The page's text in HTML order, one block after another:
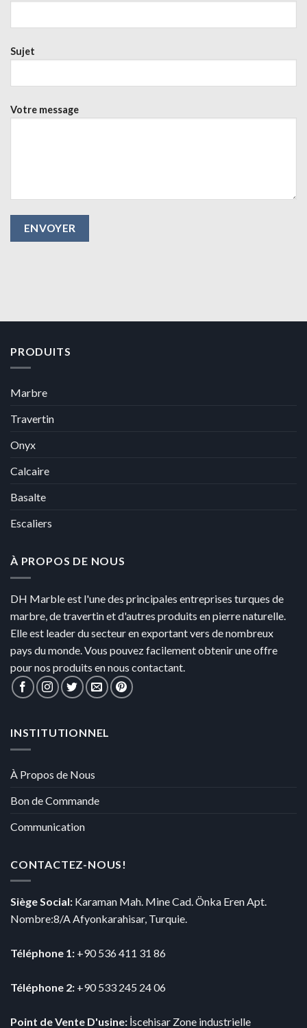
Sujet
Votre message
PRODUITS
Marbre
Travertin
Onyx
Calcaire
Basalte
Escaliers
À PROPOS DE NOUS
DH Marble est l'une des principales entreprises turques de
marbre, de travertin et d'autres produits en pierre naturelle.
Elle est leader du secteur en exportant vers de nombreux
pays du monde. Vous pouvez facilement obtenir une offre
pour nos produits en nous contactant.
INSTITUTIONNEL
À Propos de Nous
Bon de Commande
Communication
CONTACTEZ-NOUS!
Siège Social: Karaman Mah. Mine Cad. Önka Eren Apt.
Nombre:8/A Afyonkarahisar, Turquie.
Téléphone 1: +90 536 411 31 86
Téléphone 2: +90 533 245 24 06
Point de Vente D'usine: İscehisar Zone industrielle